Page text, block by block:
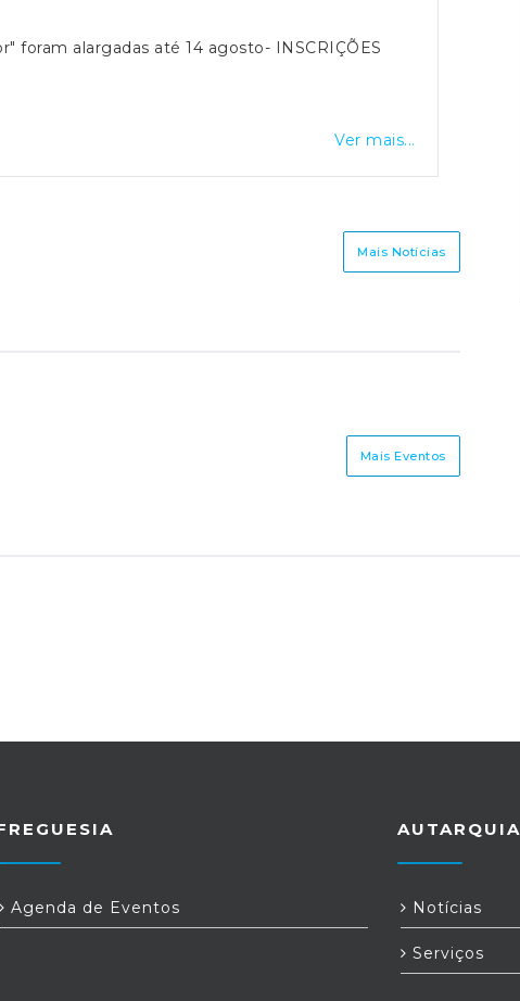
foram alargadas até 14 agosto- INSCRIÇÕES
Ver mais...
Mais Notícias
Mais Eventos
Agenda de Eventos
AUTARQUIA
Notícias
Serviços